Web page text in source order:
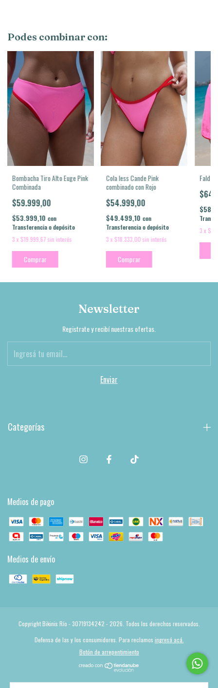
Podes combinar con:
Bombacha Tiro Alto Euge Pink
Combinada
$59.999,00
$53.999,10 con
Transferencia o depósito
3 x $19.999,67 sin interés
Comprar
Cola less Cande Pink
combinado con Rojo
$54.999,00
$49.499,10 con
Transferencia o depósito
3 x $18.333,00 sin interés
Comprar
Falda
3 x
Newsletter
Registrate y recibí nuestras ofertas.
Categorías
Medios de pago
Medios de envío
Copyright Bikinis Río - 30719134242 - 2026. Todos los derechos reservados.
Defensa de las y los consumidores. Para reclamos ingresá acá.
Botón de arrepentimiento